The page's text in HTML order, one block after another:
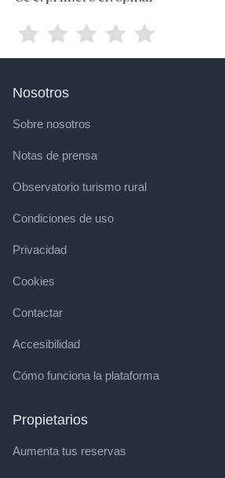
Nosotros
Sobre nosotros
Notas de prensa
Observatorio turismo rural
Condiciones de uso
Privacidad
Cookies
Contactar
Accesibilidad
Cómo funciona la plataforma
Propietarios
Aumenta tus reservas